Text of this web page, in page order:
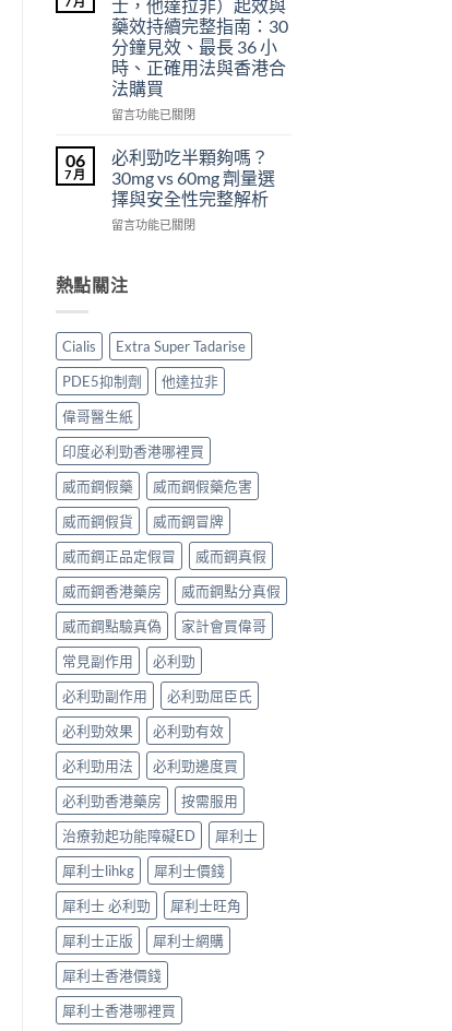
效
果
怎
麼
樣？
副
作
大
嗎？〉
中
哪
裡
買？
年
齡
來
是
性
福
的
終
利
勁
POXET-
60（達
泊
西
副
作
用
全
常
見
應、
發
生
率〉
中
士，他達拉非）起效與
藥效持續完整指南：30
分鐘見效、最長 36 小
時、正確用法與香港合
法購買
在
利
士
（Cialis
犀
利
達
起
效
與
藥
效
持
續
完
整
指
南：
30
分
鐘
見
效、
最
長
36
小
時、
正
確
用
法
與
香
港
合
法
購
買〉
中
留言功能已關閉
06
7 月
必利勁吃半顆夠嗎？
30mg vs 60mg 劑量選
擇與安全性完整解析
在
勁
吃
顆
夠
嗎？
30mg
vs
60mg
劑
量
選
擇
與
安
全
性
完
整
解
析〉
中
留言功能已關閉
熱點關注
Cialis
Extra Super Tadarise
PDE5抑制劑
他達拉非
偉哥醫生紙
印度必利勁香港哪裡買
威而鋼假藥
威而鋼假藥危害
威而鋼假貨
威而鋼冒牌
威而鋼正品定假冒
威而鋼真假
威而鋼香港藥房
威而鋼點分真假
威而鋼點驗真偽
家計會買偉哥
常見副作用
必利勁
必利勁副作用
必利勁屈臣氏
必利勁效果
必利勁有效
必利勁用法
必利勁邊度買
必利勁香港藥房
按需服用
治療勃起功能障礙ED
犀利士
犀利士lihkg
犀利士價錢
犀利士 必利勁
犀利士旺角
犀利士正版
犀利士網購
犀利士香港價錢
犀利士香港哪裡買